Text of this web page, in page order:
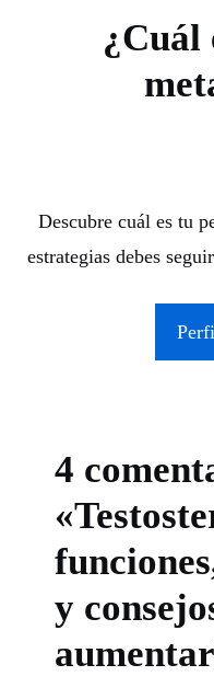
¿Cuál
Descubre cuál es tu
estrategias debes
4
y